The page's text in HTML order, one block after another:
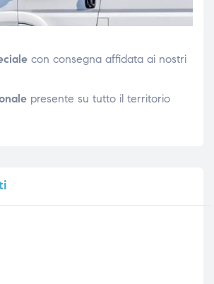
con consegna affidata ai nostri
presente su tutto il territorio